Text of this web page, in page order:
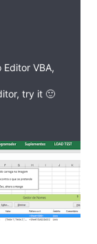
VBA,
try it 🙂